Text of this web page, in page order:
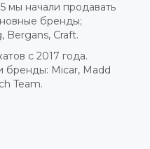
мы начали продавать
бренды;
Bergans, Craft.
с 2017 года.
бренды: Micar, Madd
Team.